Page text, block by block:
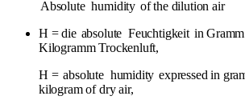
Absolute humidity of the dilution air
H = die absolute Feuchtigkeit in
Kilogramm Trockenluft,
H = absolute humidity expressed in
kilogram of dry air,